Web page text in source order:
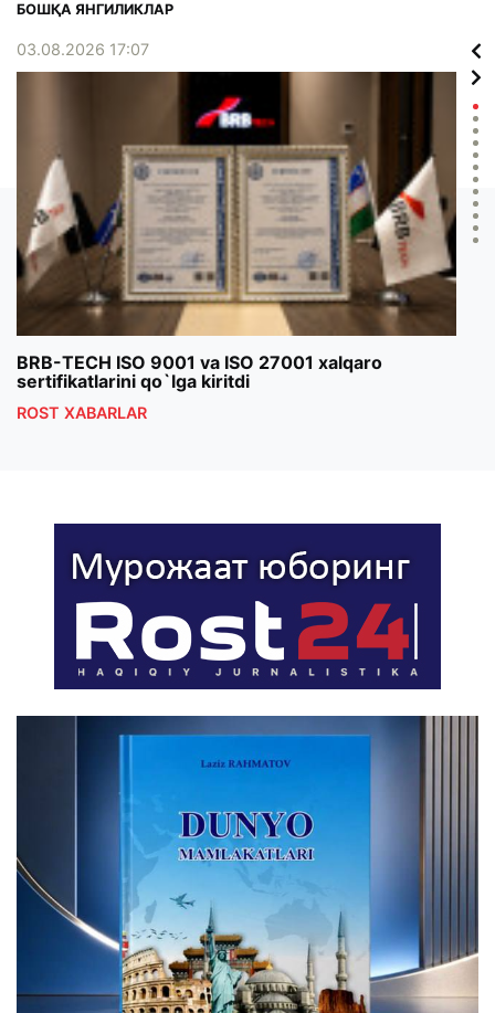
БОШҚА ЯНГИЛИКЛАР
03.08.2026 17:07
BRB-TECH ISO 9001 va ISO 27001 xalqaro
sertifikatlarini qo`lga kiritdi
ROST XABARLAR